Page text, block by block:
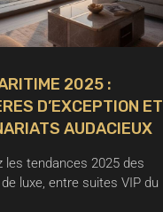
2025 :
D’EXCEPTION ET
AUDACIEUX
les tendances 2025 des
luxe, entre suites VIP du